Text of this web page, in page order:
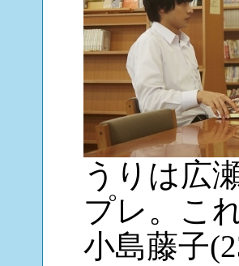
うりは広
プレ。こ
小島藤子